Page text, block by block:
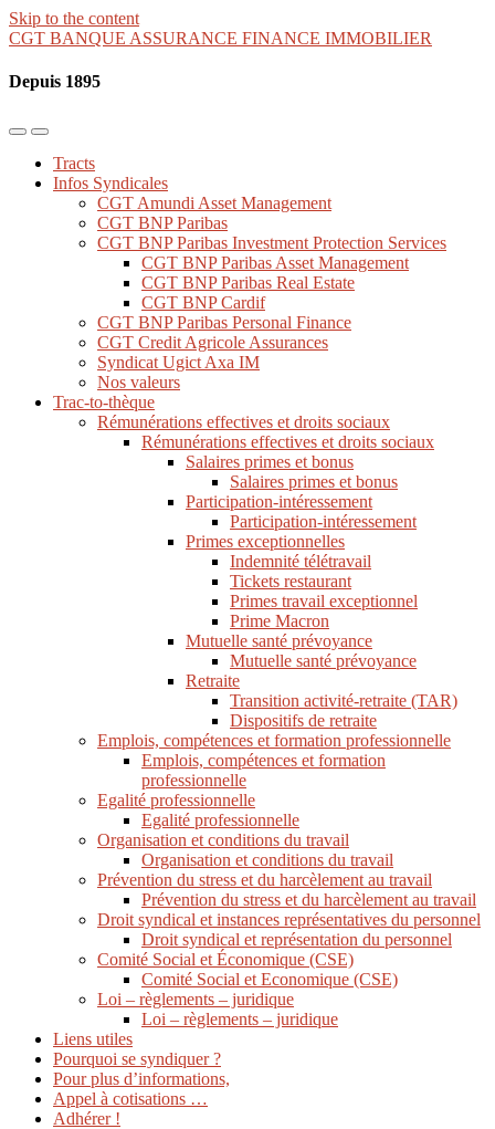
Skip to the content
CGT BANQUE ASSURANCE FINANCE IMMOBILIER
Depuis 1895
Toggle
mobile
menu
Toggle
the
search
field
Tracts
Infos Syndicales
CGT Amundi Asset Management
CGT BNP Paribas
CGT BNP Paribas Investment Protection Services
CGT BNP Paribas Asset Management
CGT BNP Paribas Real Estate
CGT BNP Cardif
CGT BNP Paribas Personal Finance
CGT Credit Agricole Assurances
Syndicat Ugict Axa IM
Nos valeurs
Trac-to-thèque
Rémunérations effectives et droits sociaux
Rémunérations effectives et droits sociaux
Salaires primes et bonus
Salaires primes et bonus
Participation-intéressement
Participation-intéressement
Primes exceptionnelles
Indemnité télétravail
Tickets restaurant
Primes travail exceptionnel
Prime Macron
Mutuelle santé prévoyance
Mutuelle santé prévoyance
Retraite
Transition activité-retraite (TAR)
Dispositifs de retraite
Emplois, compétences et formation professionnelle
Emplois, compétences et formation
professionnelle
Egalité professionnelle
Egalité professionnelle
Organisation et conditions du travail
Organisation et conditions du travail
Prévention du stress et du harcèlement au travail
Prévention du stress et du harcèlement au travail
Droit syndical et instances représentatives du personnel
Droit syndical et représentation du personnel
Comité Social et Économique (CSE)
Comité Social et Economique (CSE)
Loi – règlements – juridique
Loi – règlements – juridique
Liens utiles
Pourquoi se syndiquer ?
Pour plus d’informations,
Appel à cotisations …
Adhérer !